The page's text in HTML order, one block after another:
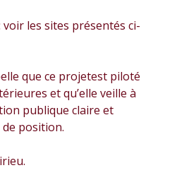
les sites présentés ci-
que ce projetest piloté
et qu’elle veille à
publique claire et
position.